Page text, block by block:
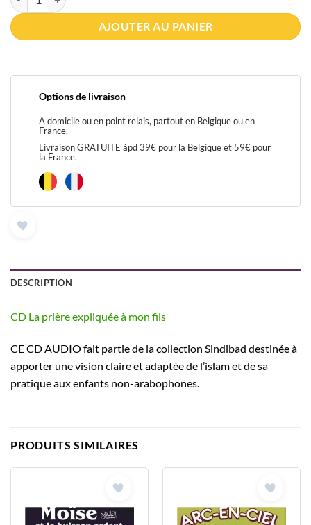
AJOUTER AU PANIER
Options de livraison
A domicile ou en point relais, partout en Belgique ou en
France.
Livraison GRATUITE àpd 39€ pour la Belgique et 59€ pour
la France.
DESCRIPTION
CD La prière expliquée à mon fils
CE CD AUDIO fait partie de la collection Sindibad destinée à
apporter une vision claire et adaptée de l’islam et de sa
pratique aux enfants non-arabophones.
PRODUITS SIMILAIRES